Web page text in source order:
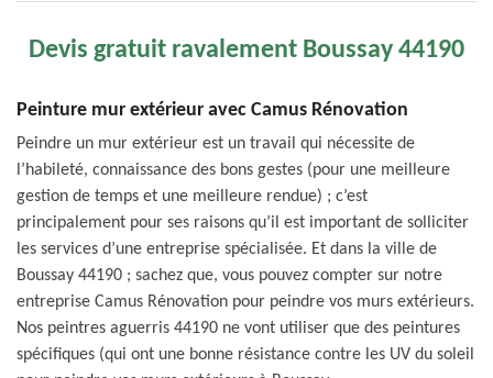
Devis gratuit ravalement Boussay 44190
Peinture mur extérieur avec Camus Rénovation
Peindre un mur extérieur est un travail qui nécessite de
l’habileté, connaissance des bons gestes (pour une meilleure
gestion de temps et une meilleure rendue) ; c’est
principalement pour ses raisons qu’il est important de solliciter
les services d’une entreprise spécialisée. Et dans la ville de
Boussay 44190 ; sachez que, vous pouvez compter sur notre
entreprise Camus Rénovation pour peindre vos murs extérieurs.
Nos peintres aguerris 44190 ne vont utiliser que des peintures
spécifiques (qui ont une bonne résistance contre les UV du soleil